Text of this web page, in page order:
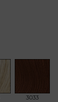
3033